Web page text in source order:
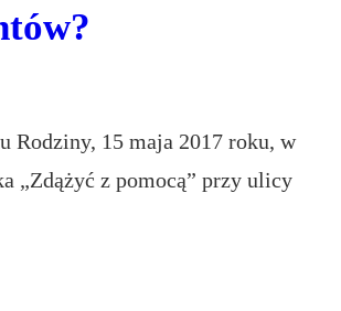
Rodziny, 15 maja 2017 roku, w
„Zdążyć z pomocą” przy ulicy